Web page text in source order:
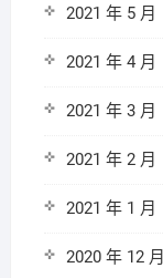
2021 年 5 月
2021 年 4 月
2021 年 3 月
2021 年 2 月
2021 年 1 月
2020 年 12 月